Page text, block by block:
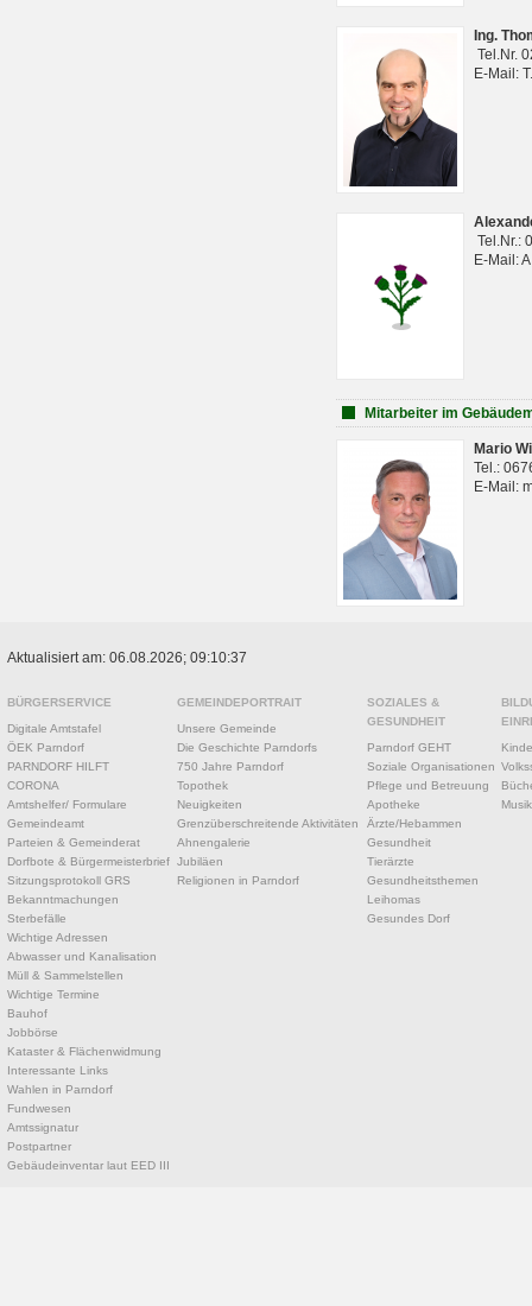
Ing.
Tel.Nr.
E-Mail:
Tel.Nr.:
E-Mail:
Mitarbeiter im
Mario
Tel.:
E-Mail:
Aktualisiert am: 06.08.2026; 09:10:37
BÜRGERSERVICE
Digitale Amtstafel
ÖEK Parndorf
PARNDORF HILFT
CORONA
Amtshelfer/ Formulare
Gemeindeamt
Parteien & Gemeinderat
Dorfbote & Bürgermeisterbrief
Sitzungsprotokoll GRS
Bekanntmachungen
Sterbefälle
Wichtige Adressen
Abwasser und Kanalisation
Müll & Sammelstellen
Wichtige Termine
Bauhof
Jobbörse
Kataster & Flächenwidmung
Interessante Links
Wahlen in Parndorf
Fundwesen
Amtssignatur
Postpartner
Gebäudeinventar laut EED III
GEMEINDEPORTRAIT
Unsere Gemeinde
Die Geschichte Parndorfs
750 Jahre Parndorf
Topothek
Neuigkeiten
Grenzüberschreitende Aktivitäten
Ahnengalerie
Jubiläen
Religionen in Parndorf
SOZIALES &
GESUNDHEIT
Parndorf GEHT
Soziale Organisationen
Pflege und Betreuung
Apotheke
Ärzte/Hebammen
Gesundheit
Tierärzte
Gesundheitsthemen
Leihomas
Gesundes Dorf